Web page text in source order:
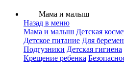
Мама и малыш
Назад в меню
Мама и малыш Детская
Детское питание Для
Подгузники Детская гигиена
Крещение ребенка